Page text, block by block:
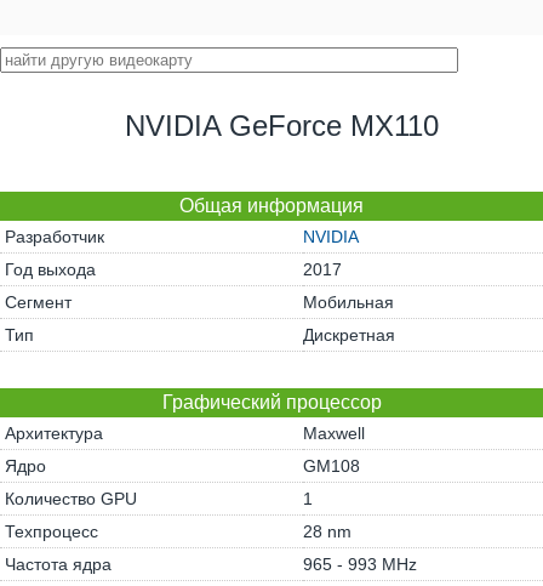
NVIDIA GeForce MX110
Общая информация
Разработчик
NVIDIA
Год выхода
2017
Сегмент
Мобильная
Тип
Дискретная
Графический процессор
Архитектура
Maxwell
Ядро
GM108
Количество GPU
1
Техпроцесс
28 nm
Частота ядра
965 - 993 MHz